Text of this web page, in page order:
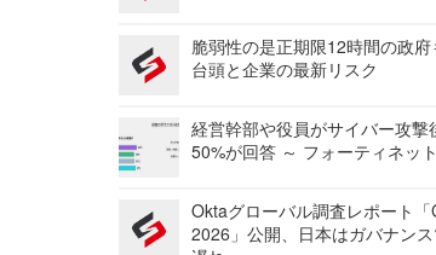
脆弱性の是正期限12時間の政
台頭と企業の最新リスク
経営幹部や役員がサイバー攻撃
50%が回答 ～ フォーティネッ
Oktaグローバル調査レポート
2026」公開、日本はガバナン